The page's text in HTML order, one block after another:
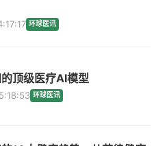
环球医讯
顶级医疗AI模型
环球医讯